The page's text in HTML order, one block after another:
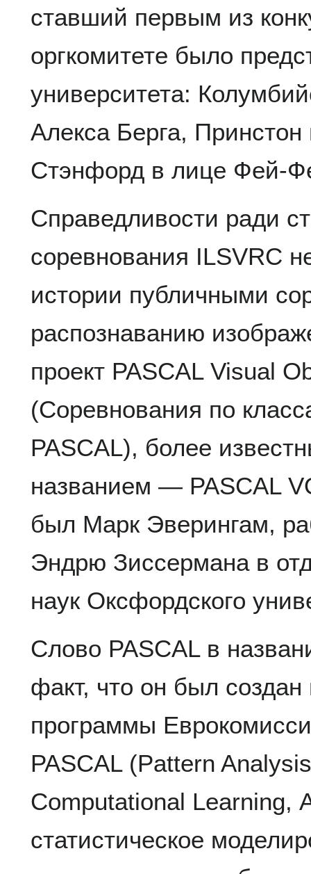
ставший первым из
оргкомитете было
университета:
Алекса Берга,
Стэнфорд в лице Фей-
Справедливости ради
соревнования ILSVRC
истории публичными
распознаванию
проект PASCAL Visual
(Соревнования по
PASCAL), более
названием — PASCAL
был Марк Эверингам,
Эндрю Зиссермана в
наук Оксфордского
Слово PASCAL в
факт, что он был
программы
PASCAL (Pattern
Computational Learning,
статистическое